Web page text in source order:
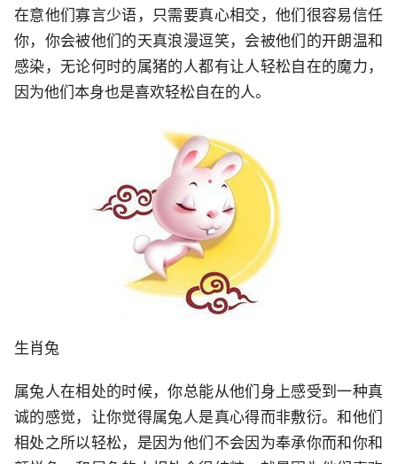
在意他们寡言少语，只需要真心相交，他们很容易信任
你，你会被他们的天真浪漫逗笑，会被他们的开朗温和
感染，无论何时的属猪的人都有让人轻松自在的魔力，
因为他们本身也是喜欢轻松自在的人。
生肖兔
属兔人在相处的时候，你总能从他们身上感受到一种真
诚的感觉，让你觉得属兔人是真心得而非敷衍。和他们
相处之所以轻松，是因为他们不会因为奉承你而和你和